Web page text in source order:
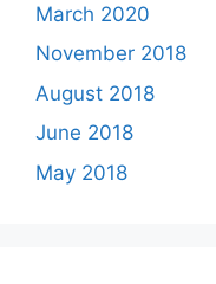
March 2020
November 2018
August 2018
June 2018
May 2018